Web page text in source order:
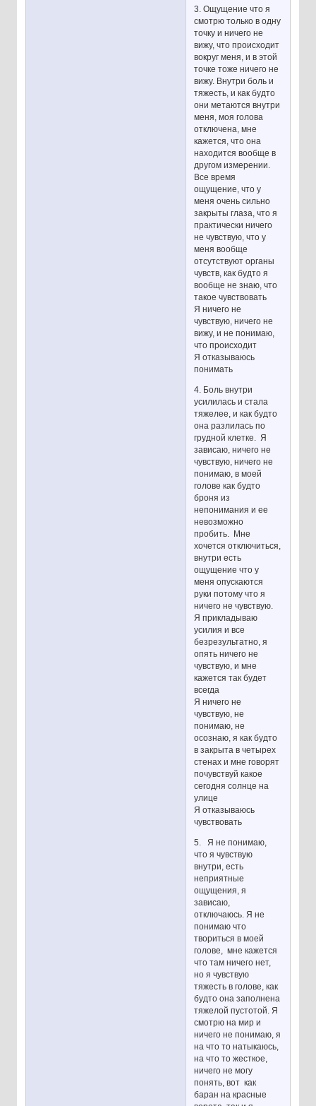
3. Ощущение что я
смотрю только в одну
точку и ничего не
вижу, что происходит
вокруг меня, и в этой
точке тоже ничего не
вижу. Внутри боль и
тяжесть, и как будто
они метаются внутри
меня, моя голова
отключена, мне
кажется, что она
находится вообще в
другом измерении.
Все время
ощущение, что у
меня очень сильно
закрыты глаза, что я
практически ничего
не чувствую, что у
меня вообще
отсутствуют органы
чувств, как будто я
вообще не знаю, что
такое чувствовать
Я ничего не
чувствую, ничего не
вижу, и не понимаю,
что происходит
Я отказываюсь
понимать
4. Боль внутри
усилилась и стала
тяжелее, и как будто
она разлилась по
грудной клетке. Я
зависаю, ничего не
чувствую, ничего не
понимаю, в моей
голове как будто
броня из
непонимания и ее
невозможно
пробить. Мне
хочется отключиться,
внутри есть
ощущение что у
меня опускаются
руки потому что я
ничего не чувствую.
Я прикладываю
усилия и все
безрезультатно, я
опять ничего не
чувствую, и мне
кажется так будет
всегда
Я ничего не
чувствую, не
понимаю, не
осознаю, я как будто
в закрыта в четырех
стенах и мне говорят
почувствуй какое
сегодня солнце на
улице
Я отказываюсь
чувствовать
5. Я не понимаю,
что я чувствую
внутри, есть
неприятные
ощущения, я
зависаю,
отключаюсь. Я не
понимаю что
твориться в моей
голове, мне кажется
что там ничего нет,
но я чувствую
тяжесть в голове, как
будто она заполнена
тяжелой пустотой. Я
смотрю на мир и
ничего не понимаю, я
на что то натыкаюсь,
на что то жесткое,
ничего не могу
понять, вот как
баран на красные